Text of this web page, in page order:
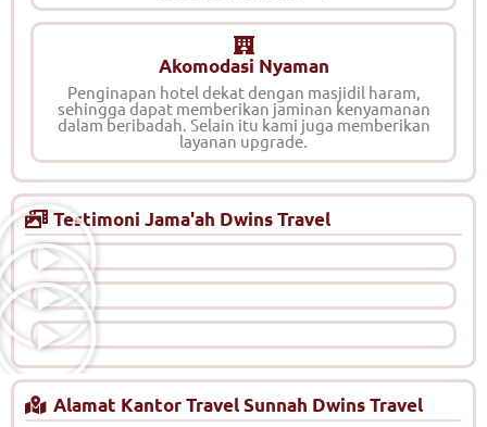
Akomodasi Nyaman
Penginapan hotel dekat dengan masjidil haram,
sehingga dapat memberikan jaminan kenyamanan
dalam beribadah. Selain itu kami juga memberikan
layanan upgrade.
Testimoni Jama'ah Dwins Travel
Alamat Kantor Travel Sunnah Dwins Travel